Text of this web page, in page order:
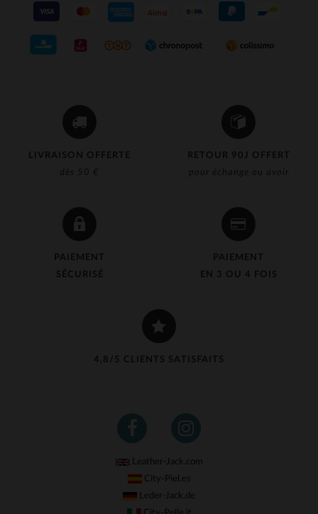
LIVRAISON OFFERTE
dès 50 €
RETOUR 90J OFFERT
pour échange ou avoir
PAIEMENT
SÉCURISÉ
PAIEMENT
EN 3 OU 4 FOIS
4,8/5 CLIENTS SATISFAITS
Leather-Jack.com
City-Piel.es
Leder-Jack.de